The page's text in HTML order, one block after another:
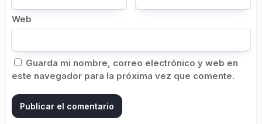
Web
Guarda mi nombre, correo electrónico y web en
este navegador para la próxima vez que comente.